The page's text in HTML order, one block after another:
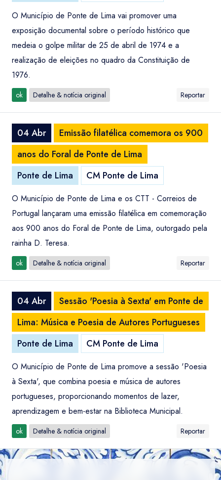
O Município de Ponte de Lima vai promover uma
exposição documental sobre o período histórico que
medeia o golpe militar de 25 de abril de 1974 e a
realização de eleições no quadro da Constituição de
1976.
ok Detalhe & notícia original Reportar
04 Abr
Emissão filatélica comemora os 900
anos do Foral de Ponte de Lima
Ponte de Lima
CM Ponte de Lima
O Município de Ponte de Lima e os CTT - Correios de
Portugal lançaram uma emissão filatélica em comemoração
aos 900 anos do Foral de Ponte de Lima, outorgado pela
rainha D. Teresa.
ok Detalhe & notícia original Reportar
04 Abr
Sessão 'Poesia à Sexta' em Ponte de
Lima: Música e Poesia de Autores Portugueses
Ponte de Lima
CM Ponte de Lima
O Município de Ponte de Lima promove a sessão 'Poesia
à Sexta', que combina poesia e música de autores
portugueses, proporcionando momentos de lazer,
aprendizagem e bem-estar na Biblioteca Municipal.
ok Detalhe & notícia original Reportar